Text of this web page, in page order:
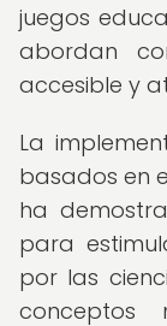
juegos
abordan
accesible y
La
basados en
ha
para
por las
conceptos